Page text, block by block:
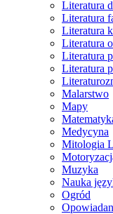
Literatura
Literatura
Literatura
Literatura
Literatura
Literatura
Malarstwo
Mapy
Medycyna
Mitologia
Muzyka
Nauka
Ogród